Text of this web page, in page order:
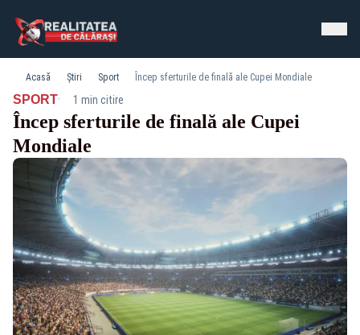
Acasă Știri Sport Încep sferturile de finală ale Cupei Mondiale
SPORT· 1 min citire
Încep sferturile de finală ale Cupei
Mondiale